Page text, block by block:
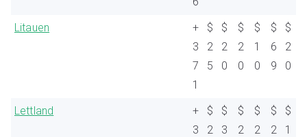
Litauen
+
3
7
1
$
2
5
$
2
0
$
2
0
$
1
0
$
6
9
$
2
0
Lettland
+
3
$
2
$
3
$
2
$
2
$
2
$
1